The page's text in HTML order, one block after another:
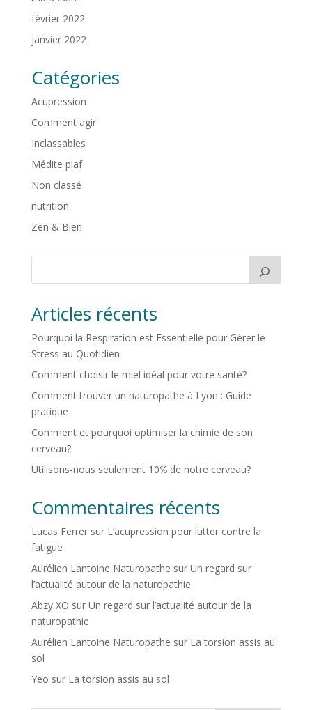
février 2022
janvier 2022
Catégories
Acupression
Comment agir
Inclassables
Médite piaf
Non classé
nutrition
Zen & Bien
Articles récents
Pourquoi la Respiration est Essentielle pour Gérer le
Stress au Quotidien
Comment choisir le miel idéal pour votre santé?
Comment trouver un naturopathe à Lyon : Guide
pratique
Comment et pourquoi optimiser la chimie de son
cerveau?
Utilisons-nous seulement 10℅ de notre cerveau?
Commentaires récents
Lucas Ferrersur L’acupression pour lutter contre la
fatigue
Aurélien Lantoine Naturopathe sur Un regard sur
l’actualité autour de la naturopathie
Abzy XO sur Un regard sur l’actualité autour de la
naturopathie
Aurélien Lantoine Naturopathe sur La torsion assis au
sol
Yeo sur La torsion assis au sol